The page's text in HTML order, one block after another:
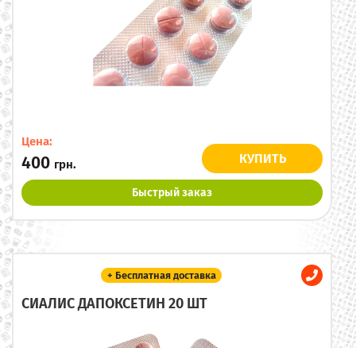
Цена:
400 грн. КУПИТЬ
Быстрый заказ
+ Бесплатная доставка
СИАЛИС ДАПОКСЕТИН 20 ШТ